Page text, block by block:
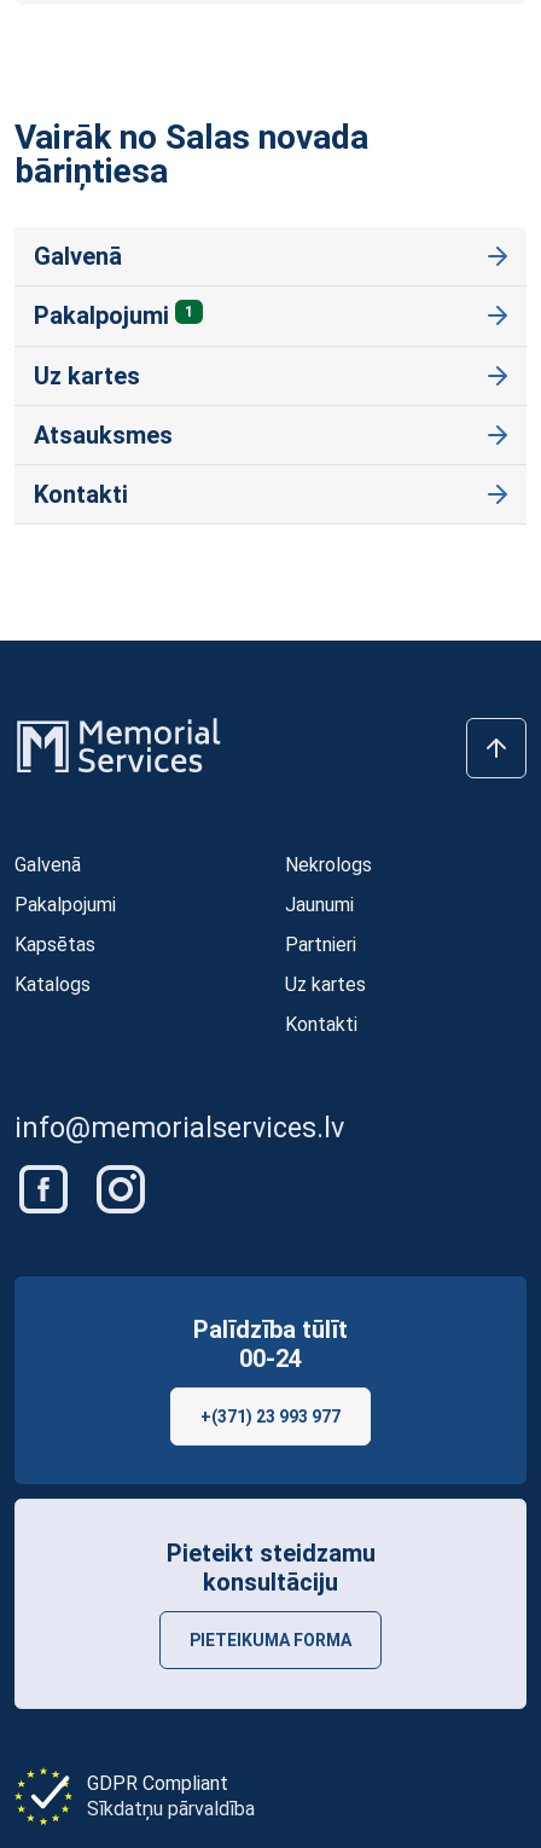
Vairāk no Salas novada
bāriņtiesa
Galvenā
Pakalpojumi 1
Uz kartes
Atsauksmes
Kontakti
Galvenā
Pakalpojumi
Kapsētas
Katalogs
Nekrologs
Jaunumi
Partnieri
Uz kartes
Kontakti
info@memorialservices.lv
GDPR Compliant
Sīkdatņu pārvaldība
Palīdzība tūlīt
00-24
+(371) 23 993 977
Pieteikt steidzamu
konsultāciju
PIETEIKUMA FORMA